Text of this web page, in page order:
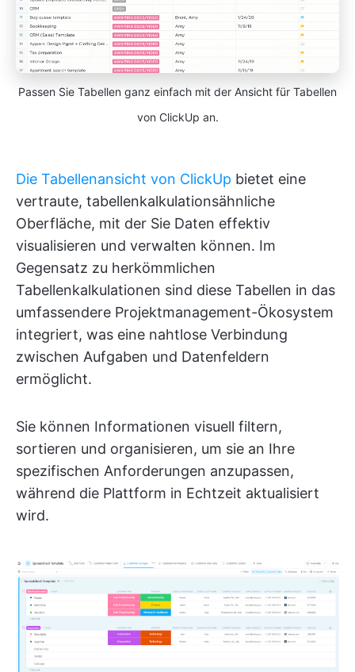
Passen Sie Tabellen ganz einfach mit der Ansicht für Tabellen
von ClickUp an.
Die Tabellenansicht von ClickUp bietet eine
vertraute, tabellenkalkulationsähnliche
Oberfläche, mit der Sie Daten effektiv
visualisieren und verwalten können. Im
Gegensatz zu herkömmlichen
Tabellenkalkulationen sind diese Tabellen in das
umfassendere Projektmanagement-Ökosystem
integriert, was eine nahtlose Verbindung
zwischen Aufgaben und Datenfeldern
ermöglicht.
Sie können Informationen visuell filtern,
sortieren und organisieren, um sie an Ihre
spezifischen Anforderungen anzupassen,
während die Plattform in Echtzeit aktualisiert
wird.